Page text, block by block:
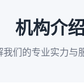
机构介绍
我们的专业实力与